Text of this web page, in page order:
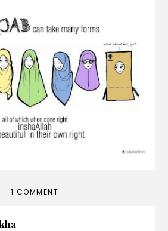
Berkenaan Tabarruj
Ke Atas Wanita
1 COMMENT